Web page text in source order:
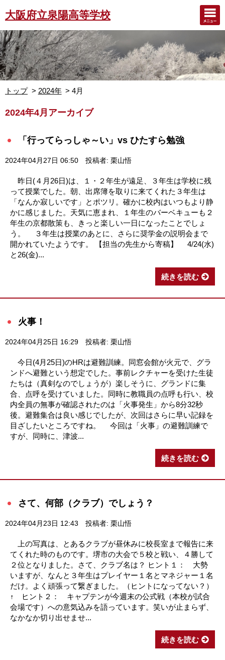
大阪府立泉陽高等学校
トップ 2024年 4月
2024年4月アーカイブ
「行ってらっしゃ～い」vs ひたすら勉強
2024年04月27日 06:50 投稿者: 栗山悟
昨日(４月26日)は、１・２年生が遠足、３年生は学校に残
って授業でした。朝、出席簿を取りに来てくれた３年生は
「なんか寂しいです」とポツリ。確かに校内はいつもより静
かに感じました。天気に恵まれ、１年生のバーベキューも２
年生の京都散策も、きっと楽しい一日になったことでしょ
う。 ３年生は授業のあとに、さらに奨学金の説明会まで
開かれていたようです。 【担当の先生から寄稿】 4/24(水)
と26(金)...
続きを読む
火事！
2024年04月25日 16:29 投稿者: 栗山悟
今日(4月25日)のHRは避難訓練。同窓会館が火元で、グラ
ンドへ避難という想定でした。事前レクチャーを受けた生徒
たちは（真剣なのでしょうが）楽しそうに、グランドに集
合、点呼を受けていました。同時に教職員の点呼も行い、校
内全員の無事が確認されたのは「火事発生」から8分32秒
後。避難集合は良い感じでしたが、次回はさらに早い記録を
目ざしたいところですね。 今回は「火事」の避難訓練で
すが、同時に、津波...
続きを読む
さて、何部（クラブ）でしょう？
2024年04月23日 12:43 投稿者: 栗山悟
上の写真は、とあるクラブが昼休みに校長室まで報告に来
てくれた時のものです。堺市の大会で５校と戦い、４勝して
２位となりました。さて、クラブ名は？ ヒント１： 大勢
いますが、なんと３年生はプレイヤー１名とマネジャー１名
だけ。よく頑張って繋ぎました。（ヒントになってない？）
↑ ヒント２： キャプテンが今週末の公式戦（本校が試合
会場です）への意気込みを語っています。笑いが止まらず、
なかなか切り出せませ...
続きを読む